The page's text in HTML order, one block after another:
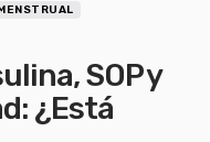
SOP y
¿Está